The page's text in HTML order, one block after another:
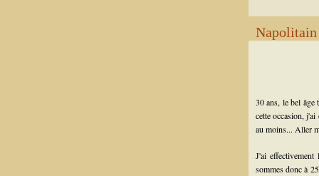
Napolitain
30 ans, le bel âge
cette occasion,
au moins... Aller
J'ai
sommes donc à